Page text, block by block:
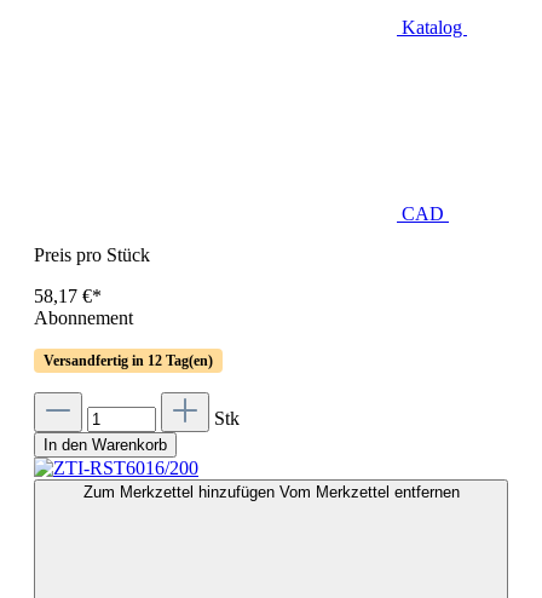
Katalog
CAD
Preis pro Stück
58,17 €*
Abonnement
Versandfertig in 12 Tag(en)
Stk
In den Warenkorb
Zum Merkzettel hinzufügen Vom Merkzettel entfernen